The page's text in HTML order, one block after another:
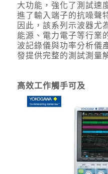
大功能，強化了測試速
進了輸入端子的抗噪聲
因此，該系列示波器尤
能源、電力電子等行業
波記錄儀與功率分析儀
發提供完整的測試測量
高效工作觸手可及